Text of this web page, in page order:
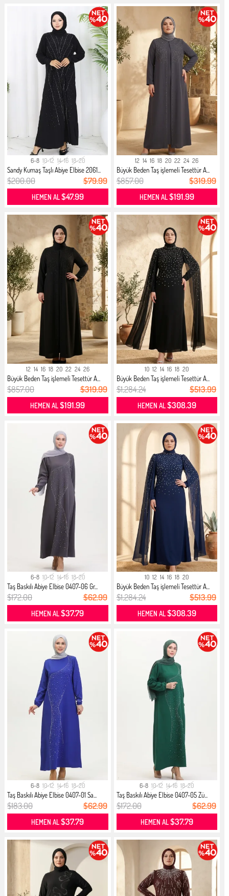
6-8 10-12 14-16 18-20
Sandy Kumaş Taşlı Abiye Elbise 2061...
$200.00 $79.99
HEMEN AL$47.99
12 14 16 18 20 22 24 26
Büyük Beden Taş işlemeli Tesettür A...
$857.00 $319.99
HEMEN AL$191.99
12 14 16 18 20 22 24 26
Büyük Beden Taş işlemeli Tesettür A...
$857.00 $319.99
HEMEN AL$191.99
10 12 14 16 18 20
Büyük Beden Taş işlemeli Tesettür A...
$1,284.24 $513.99
HEMEN AL$308.39
6-8 10-12 14-16 18-20
Taş Baskılı Abiye Elbise 0407-06 Gr...
$172.00 $62.99
HEMEN AL$37.79
10 12 14 16 18 20
Büyük Beden Taş işlemeli Tesettür A...
$1,284.24 $513.99
HEMEN AL$308.39
6-8 10-12 14-16 18-20
Taş Baskılı Abiye Elbise 0407-01 Sa...
$183.00 $62.99
HEMEN AL$37.79
6-8 10-12 14-16 18-20
Taş Baskılı Abiye Elbise 0407-05 Zü...
$172.00 $62.99
HEMEN AL$37.79